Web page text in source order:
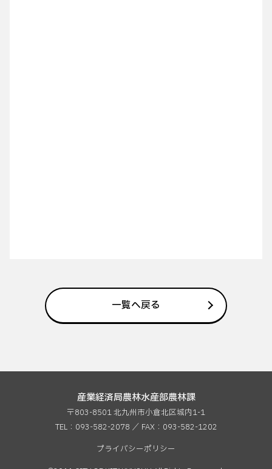
一覧へ戻る
産業経済局農林水産部農林課
〒803-8501 北九州市小倉北区城内1-1
TEL：093-582-2078 ／ FAX： 093-582-1202
プライバシーポリシー